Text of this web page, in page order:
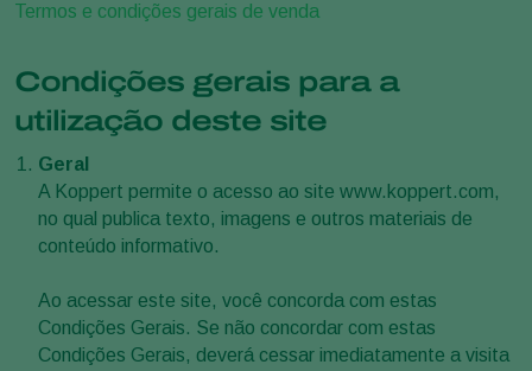
Termos e condições gerais de venda
Condições gerais para a
utilização deste site
Geral
A Koppert permite o acesso ao site www.koppert.com,
no qual publica texto, imagens e outros materiais de
conteúdo informativo.
Ao acessar este site, você concorda com estas
Condições Gerais. Se não concordar com estas
Condições Gerais, deverá cessar imediatamente a visita